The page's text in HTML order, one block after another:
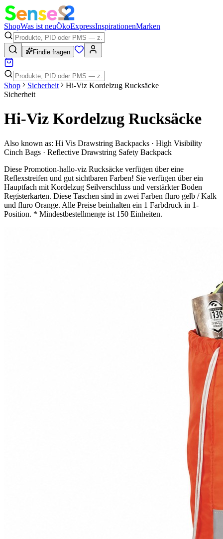
ShopWas ist neuÖkoExpressInspirationenMarken
Findie fragen
Shop Sicherheit
Hi-Viz Kordelzug Rucksäcke
Sicherheit
Hi-Viz Kordelzug Rucksäcke
Also known as: Hi Vis Drawstring Backpacks · High Visibility
Cinch Bags · Reflective Drawstring Safety Backpack
Diese Promotion-hallo-viz Rucksäcke verfügen über eine
Reflexstreifen und gut sichtbaren Farben! Sie verfügen über ein
Hauptfach mit Kordelzug Seilverschluss und verstärkter Boden
Registerkarten. Diese Taschen sind in zwei Farben fluro gelb / Kalk
und fluro Orange. Alle Preise beinhalten ein 1 Farbdruck in 1-
Position. * Mindestbestellmenge ist 150 Einheiten.